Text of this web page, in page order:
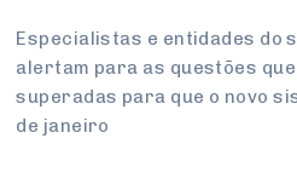
PROJETOS ESPECIAIS:
UM BRASIL
UM BRASIL
Internacional
Modernização do Estado
Economia Digital
Empresas
Arbitragem e Mediação
Reforma Tributária
Varejo
Sustentabilidade
ESG
Últimas Notícias
Sobre
CONSELHOS
Conselho de Turismo
EMPRESAS
Especialistas e entidades do
alertam para as questões
superadas para que o novo
de janeiro